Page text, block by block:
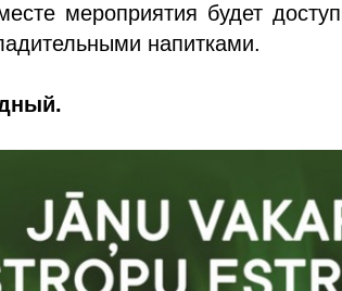
мероприятия будет
напитками.